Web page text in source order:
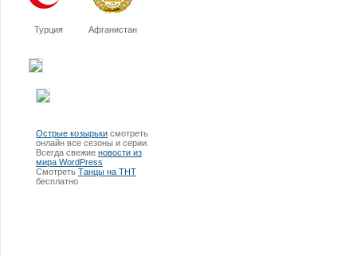
Турция Афганистан
Острые козырьки смотреть
онлайн все сезоны и серии.
Всегда свежие новости из
мира WordPress
Смотреть Танцы на ТНТ
бесплатно